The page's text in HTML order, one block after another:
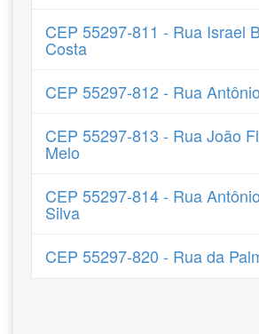
CEP 55297-811 - Rua Israel
Costa
CEP 55297-812 - Rua
CEP 55297-813 - Rua João
Melo
CEP 55297-814 - Rua
Silva
CEP 55297-820 - Rua da